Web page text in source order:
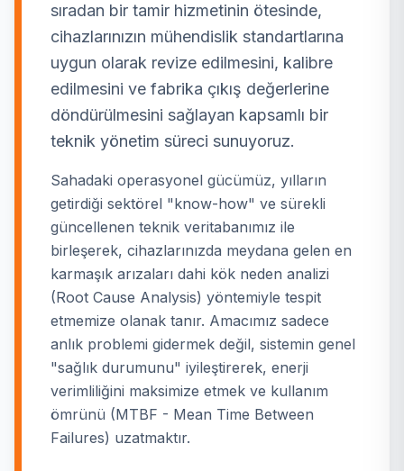
sıradan bir tamir hizmetinin ötesinde,
cihazlarınızın mühendislik standartlarına
uygun olarak revize edilmesini, kalibre
edilmesini ve fabrika çıkış değerlerine
döndürülmesini sağlayan kapsamlı bir
teknik yönetim süreci sunuyoruz.
Sahadaki operasyonel gücümüz, yılların
getirdiği sektörel "know-how" ve sürekli
güncellenen teknik veritabanımız ile
birleşerek, cihazlarınızda meydana gelen en
karmaşık arızaları dahi kök neden analizi
(Root Cause Analysis) yöntemiyle tespit
etmemize olanak tanır. Amacımız sadece
anlık problemi gidermek değil, sistemin genel
"sağlık durumunu" iyileştirerek, enerji
verimliliğini maksimize etmek ve kullanım
ömrünü (MTBF - Mean Time Between
Failures) uzatmaktır.